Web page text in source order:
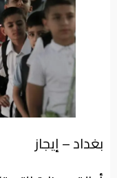
بغداد – إيجاز